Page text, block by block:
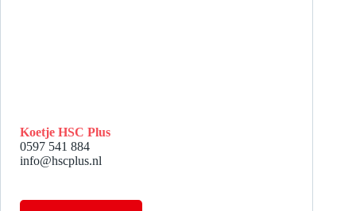
Koetje HSC Plus
0597 541 884
info@hscplus.nl